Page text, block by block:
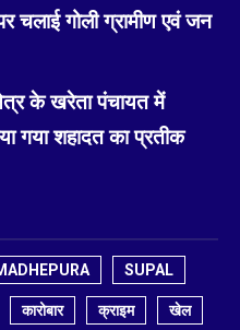
चलाई गोली ग्रामीण एवं जन
के खरेता पंचायत में
गया शहादत का प्रतीक
SUPAL
कारोबार क्राइम खेल